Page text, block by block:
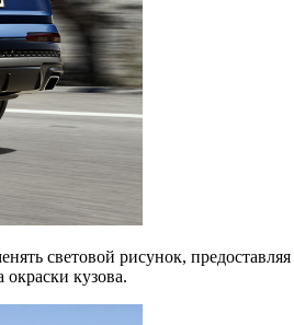
световой рисунок,
кузова.